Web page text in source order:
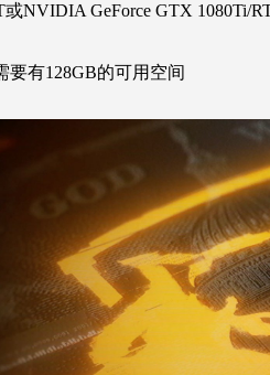
NVIDIA GeForce GTX 1080Ti/
要有128GB的可用空间